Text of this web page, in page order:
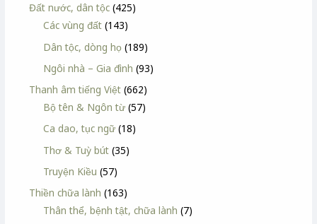
Đất nước, dân tộc (425)
Các vùng đất (143)
Dân tộc, dòng họ (189)
Ngôi nhà – Gia đình (93)
Thanh âm tiếng Việt (662)
Bộ tên & Ngôn từ (57)
Ca dao, tục ngữ (18)
Thơ & Tuỳ bút (35)
Truyện Kiều (57)
Thiền chữa lành (163)
Thân thể, bệnh tật, chữa lành (7)